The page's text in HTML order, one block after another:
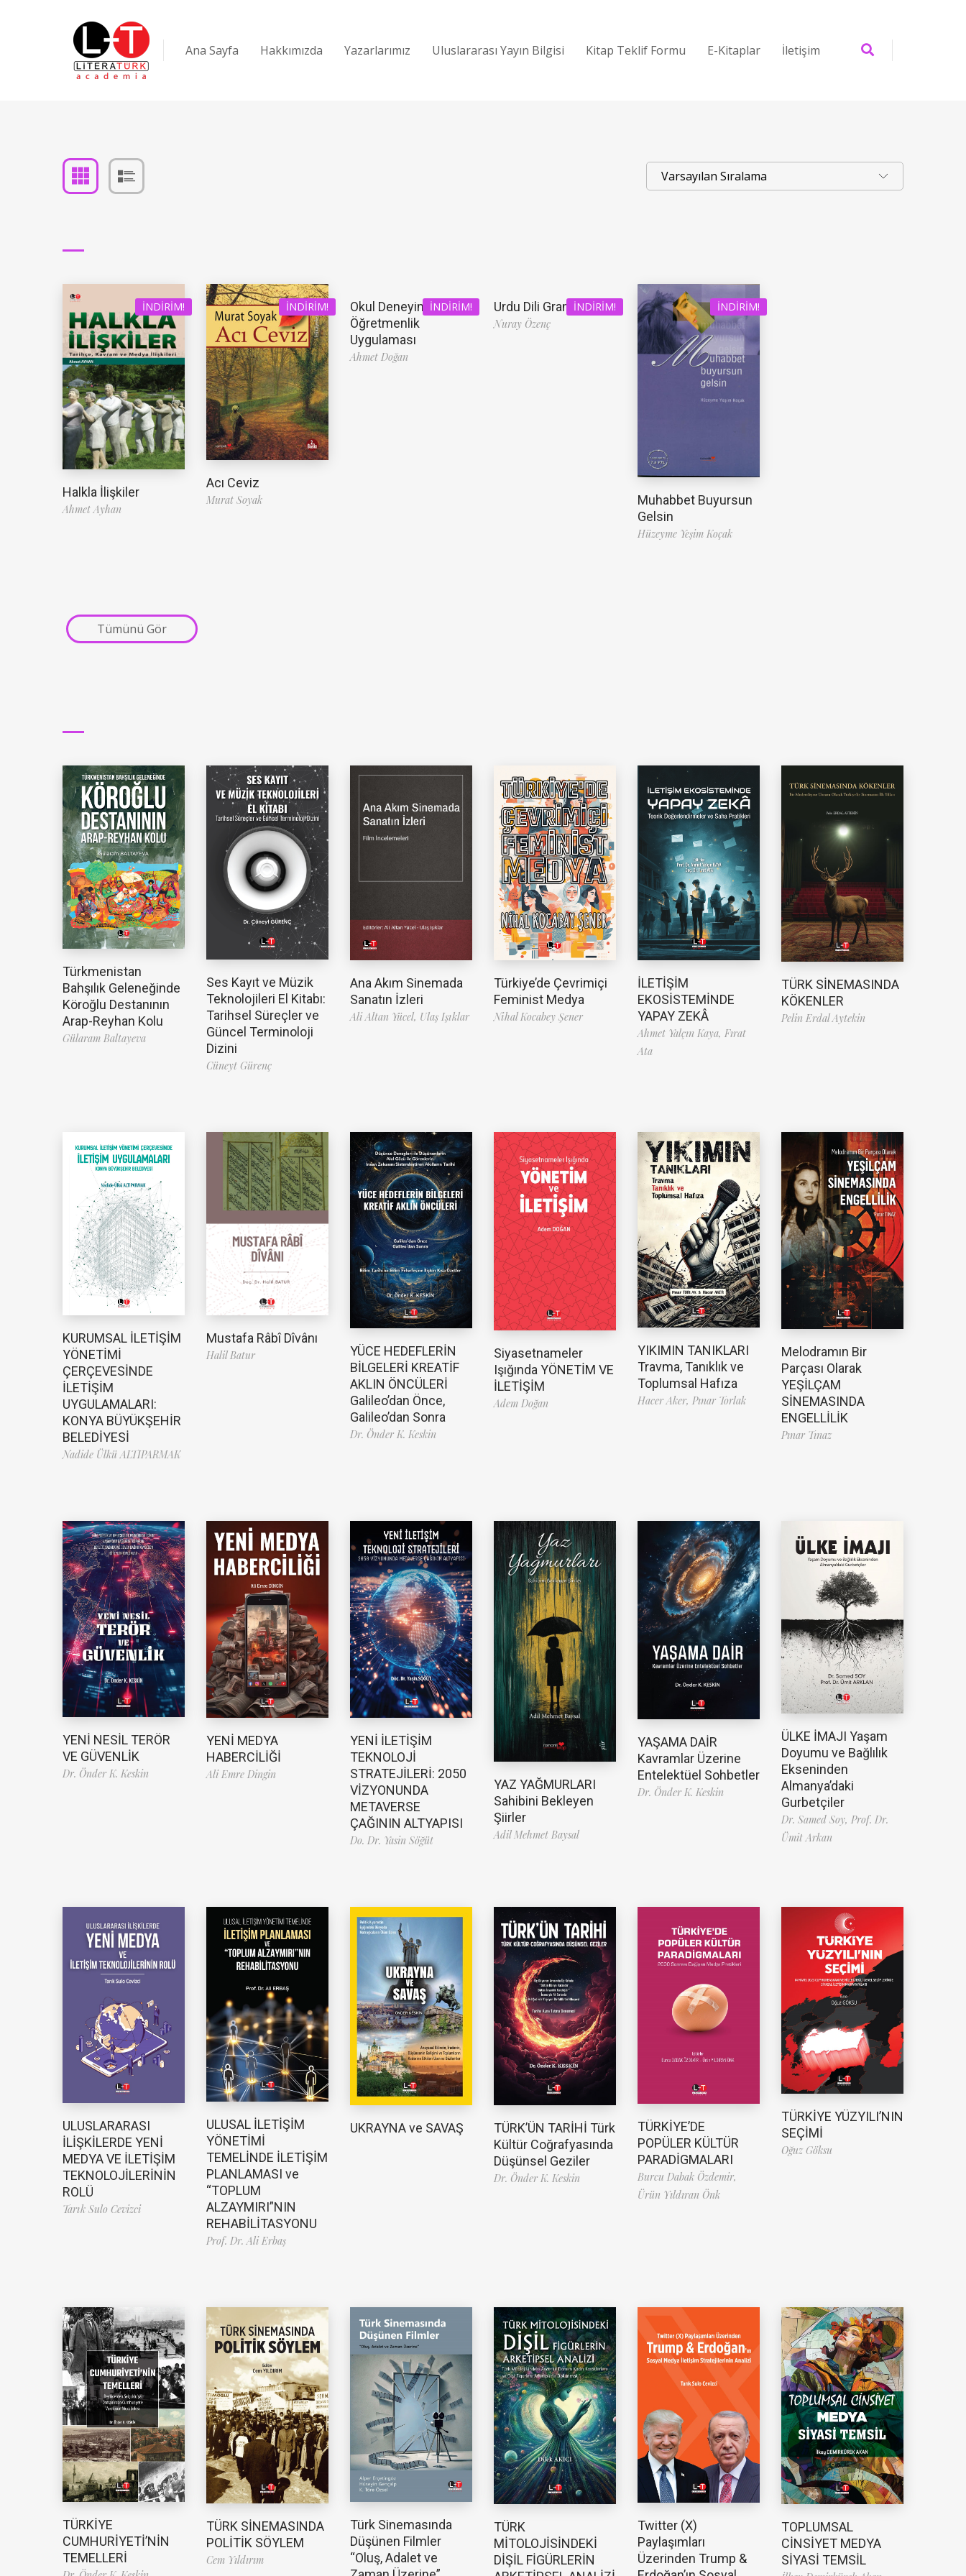
Ana Sayfa Hakkımızda Yazarlarımız Uluslararası Yayın Bilgisi Kitap Teklif Formu E-Kitaplar İletişim
İNDIRIM!
Halkla İlişkiler
Ahmet Ayhan
İNDIRIM!
Acı Ceviz
Murat Soyak
İNDIRIM!
Okul Deneyimi ve
Öğretmenlik
Uygulaması
Ahmet Doğan
İNDIRIM!
Urdu Dili Grameri
Nuray Özenç
İNDIRIM!
Muhabbet Buyursun
Gelsin
Hüzeyme Yeşim Koçak
Tümünü Gör
Türkmenistan
Bahşılık Geleneğinde
Köroğlu Destanının
Arap-Reyhan Kolu
Gülaram Baltayeva
Ses Kayıt ve Müzik
Teknolojileri El Kitabı:
Tarihsel Süreçler ve
Güncel Terminoloji
Dizini
Cüneyt Gürenç
Ana Akım Sinemada
Sanatın İzleri
Ali Altan Yücel, Ulaş Işıklar
Türkiye’de Çevrimiçi
Feminist Medya
Nihal Kocabey Şener
İLETİŞİM
EKOSİSTEMİNDE
YAPAY ZEKÂ
Ahmet Yalçın Kaya, Fırat
Ata
TÜRK SİNEMASINDA
KÖKENLER
Pelin Erdal Aytekin
KURUMSAL İLETİŞİM
YÖNETİMİ
ÇERÇEVESİNDE
İLETİŞİM
UYGULAMALARI:
KONYA BÜYÜKŞEHİR
BELEDİYESİ
Nadide Ülkü ALTIPARMAK
Mustafa Râbî Dîvânı
Halil Batur
YÜCE HEDEFLERİN
BİLGELERİ KREATİF
AKLIN ÖNCÜLERİ
Galileo’dan Önce,
Galileo’dan Sonra
Dr. Önder K. Keskin
Siyasetnameler
Işığında YÖNETİM VE
İLETİŞİM
Adem Doğan
YIKIMIN TANIKLARI
Travma, Tanıklık ve
Toplumsal Hafıza
Hacer Aker, Pınar Torlak
Melodramın Bir
Parçası Olarak
YEŞİLÇAM
SİNEMASINDA
ENGELLİLİK
Pınar Tınaz
YENİ NESİL TERÖR
VE GÜVENLİK
Dr. Önder K. Keskin
YENİ MEDYA
HABERCİLİĞİ
Ali Emre Dingin
YENİ İLETİŞİM
TEKNOLOJİ
STRATEJİLERİ: 2050
VİZYONUNDA
METAVERSE
ÇAĞININ ALTYAPISI
Do. Dr. Yasin Söğüt
YAZ YAĞMURLARI
Sahibini Bekleyen
Şiirler
Adil Mehmet Baysal
YAŞAMA DAİR
Kavramlar Üzerine
Entelektüel Sohbetler
Dr. Önder K. Keskin
ÜLKE İMAJI Yaşam
Doyumu ve Bağlılık
Ekseninden
Almanya’daki
Gurbetçiler
Dr. Samed Soy, Prof. Dr.
Ümit Arkan
ULUSLARARASI
İLİŞKİLERDE YENİ
MEDYA VE İLETİŞİM
TEKNOLOJİLERİNİN
ROLÜ
Tarık Sulo Cevizci
ULUSAL İLETİŞİM
YÖNETİMİ
TEMELİNDE İLETİŞİM
PLANLAMASI ve
“TOPLUM
ALZAYMIRI”NIN
REHABİLİTASYONU
Prof. Dr. Ali Erbaş
UKRAYNA ve SAVAŞ
TÜRK’ÜN TARİHİ Türk
Kültür Coğrafyasında
Düşünsel Geziler
Dr. Önder K. Keskin
TÜRKİYE’DE
POPÜLER KÜLTÜR
PARADİGMALARI
Burcu Dabak Özdemir,
Ürün Yıldıran Önk
TÜRKİYE YÜZYILI’NIN
SEÇİMİ
Oğuz Göksu
TÜRKİYE
CUMHURİYETİ’NİN
TEMELLERİ
TÜRK SİNEMASINDA
POLİTİK SÖYLEM
Cem Yıldırım
Türk Sinemasında
Düşünen Filmler
“Oluş, Adalet ve
TÜRK
MİTOLOJİSİNDEKİ
DİŞİL FİGÜRLERİN
Twitter (X)
Paylaşımları
Üzerinden Trump &
TOPLUMSAL
CİNSİYET MEDYA
SİYASİ TEMSİL